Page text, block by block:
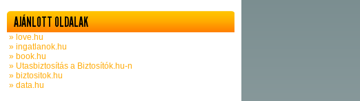
AJÁNLOTT OLDALAK
» love.hu
» ingatlanok.hu
» book.hu
» Utasbiztosítás a Biztosítók.hu-n
» biztositok.hu
» data.hu